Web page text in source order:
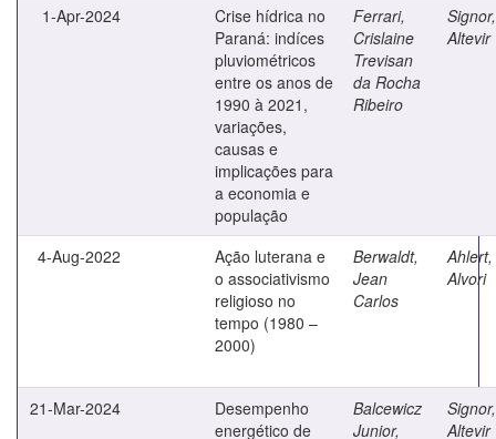
1-Apr-2024
Crise hídrica no
Paraná: indíces
pluviométricos
entre os anos de
1990 à 2021,
variações,
causas e
implicações para
a economia e
população
Ferrari,
Crislaine
Trevisan
da Rocha
Ribeiro
Signor,
Altevir
4-Aug-2022
Ação luterana e
o associativismo
religioso no
tempo (1980 –
2000)
Berwaldt,
Jean
Carlos
Ahlert,
Alvori
21-Mar-2024
Desempenho
energético de
Balcewicz
Junior,
Signor,
Altevir